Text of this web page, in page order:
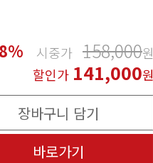
% 시중가 158,000원
할인가 141,000원
장바구니 담기
바로가기